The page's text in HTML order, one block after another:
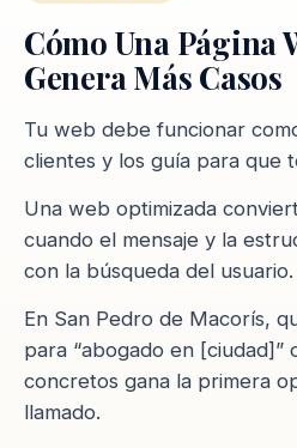
Cómo Una Página
Genera Más Casos
Tu web debe funcionar
clientes y los guía para que
Una web optimizada
cuando el mensaje y la
con la búsqueda del usuario.
En San Pedro de Macorís,
para “abogado en [ciudad]”
concretos gana la primera
llamado.